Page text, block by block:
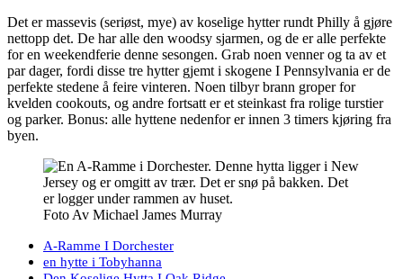
Det er massevis (seriøst, mye) av koselige hytter rundt Philly å gjøre
nettopp det. De har alle den woodsy sjarmen, og de er alle perfekte
for en weekendferie denne sesongen. Grab noen venner og ta av et
par dager, fordi disse tre hytter gjemt i skogene I Pennsylvania er de
perfekte stedene å feire vinteren. Noen tilbyr brann groper for
kvelden cookouts, og andre fortsatt er et steinkast fra rolige turstier
og parker. Bonus: alle hyttene nedenfor er innen 3 timers kjøring fra
byen.
Foto Av Michael James Murray
A-Ramme I Dorchester
en hytte i Tobyhanna